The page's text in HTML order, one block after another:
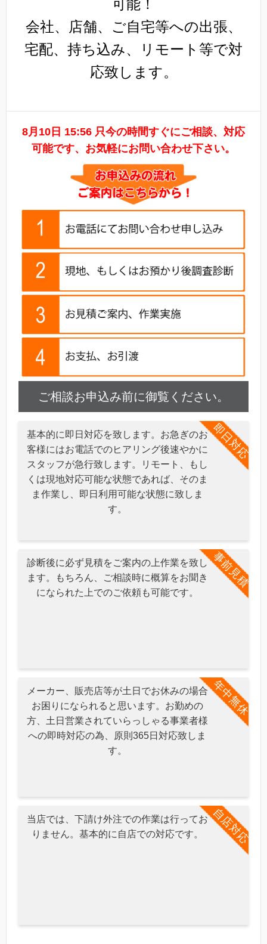
可能！
会社、店舗、ご自宅等への出張、
宅配、持ち込み、リモート等で対
応致します。
8月10日 15:56 只今の時間すぐにご相談、対応
可能です、お気軽にお問い合わせ下さい。
ご相談お申込み前に御覧ください。
即日対応
基本的に即日対応を致します。お急ぎのお
客様にはお電話でのヒアリング後速やかに
スタッフが急行致します。リモート、もし
くは現地対応可能な状態であれば、そのま
ま作業し、即日利用可能な状態に致しま
す。
事前見積
診断後に必ず見積をご案内の上作業を致し
ます。もちろん、ご相談時に概算をお聞き
になられた上でのご依頼も可能です。
年中無休
メーカー、販売店等が土日でお休みの場合
お困りになられると思います。お勤めの
方、土日営業されていらっしゃる事業者様
への即時対応の為、原則365日対応致しま
す。
自店対応
当店では、下請け外注での作業は行ってお
りません。基本的に自店での対応です。